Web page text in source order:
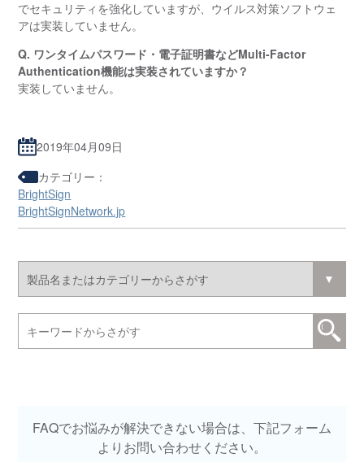
でセキュリティを強化していますが、ウイルス対策ソフトウェ
アは実装していません。
Q. ワンタイムパスワード・電子証明書などMulti-Factor
Authentication機能は実装されていますか？
実装していません。
2019年04月09日
カテゴリー：
BrightSign
BrightSignNetwork.jp
FAQでお悩みが解決できない場合は、下記フォーム
よりお問い合わせください。